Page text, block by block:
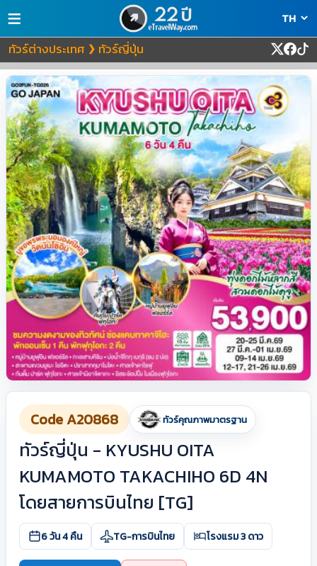
≡
ทัวร์ต่างประเทศ ❯ ทัวร์ญี่ปุ่น
Code A20868 ทัวร์คุณภาพมาตรฐาน
ทัวร์ญี่ปุ่น - KYUSHU OITA
KUMAMOTO TAKACHIHO 6D 4N
โดยสายการบินไทย [TG]
6 วัน 4 คืน TG-การบินไทย โรงแรม 3 ดาว